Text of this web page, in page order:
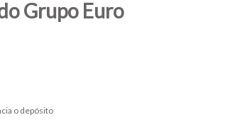
Grupo Euro
o depósito